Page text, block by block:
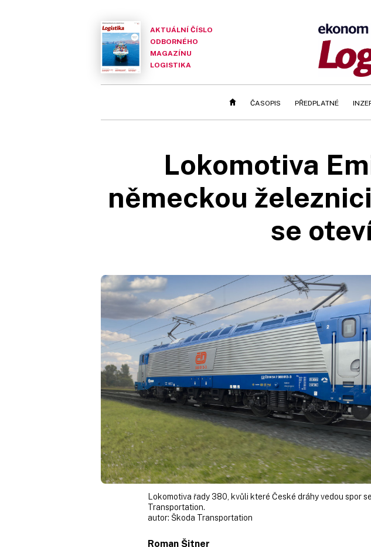
AKTUÁLNÍ ČÍSLO
ODBORNÉHO
MAGAZÍNU
LOGISTIKA
ČASOPIS PŘEDPLATNÉ
Lokomotiva
německou
se
Lokomotiva řady 380, kvůli které České dráhy vedou spor
Transportation.
autor: Škoda Transportation
Roman Šitner